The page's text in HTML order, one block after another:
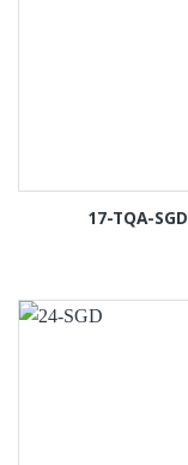
17-TQA-SGD